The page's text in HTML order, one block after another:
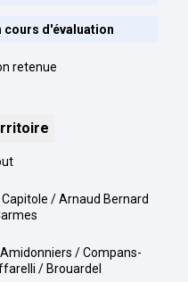
cours d'évaluation
retenue
/ Brouardel